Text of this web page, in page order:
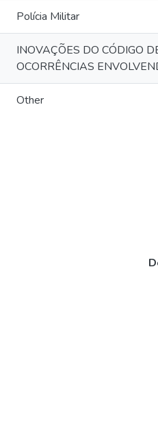
Polícia Militar
INOVAÇÕES DO CÓDIGO
OCORRÊNCIAS
Other